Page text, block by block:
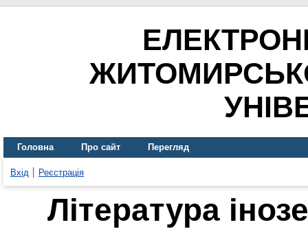
Головна Про сайт Перегляд
Вхід Реєстрація
Література